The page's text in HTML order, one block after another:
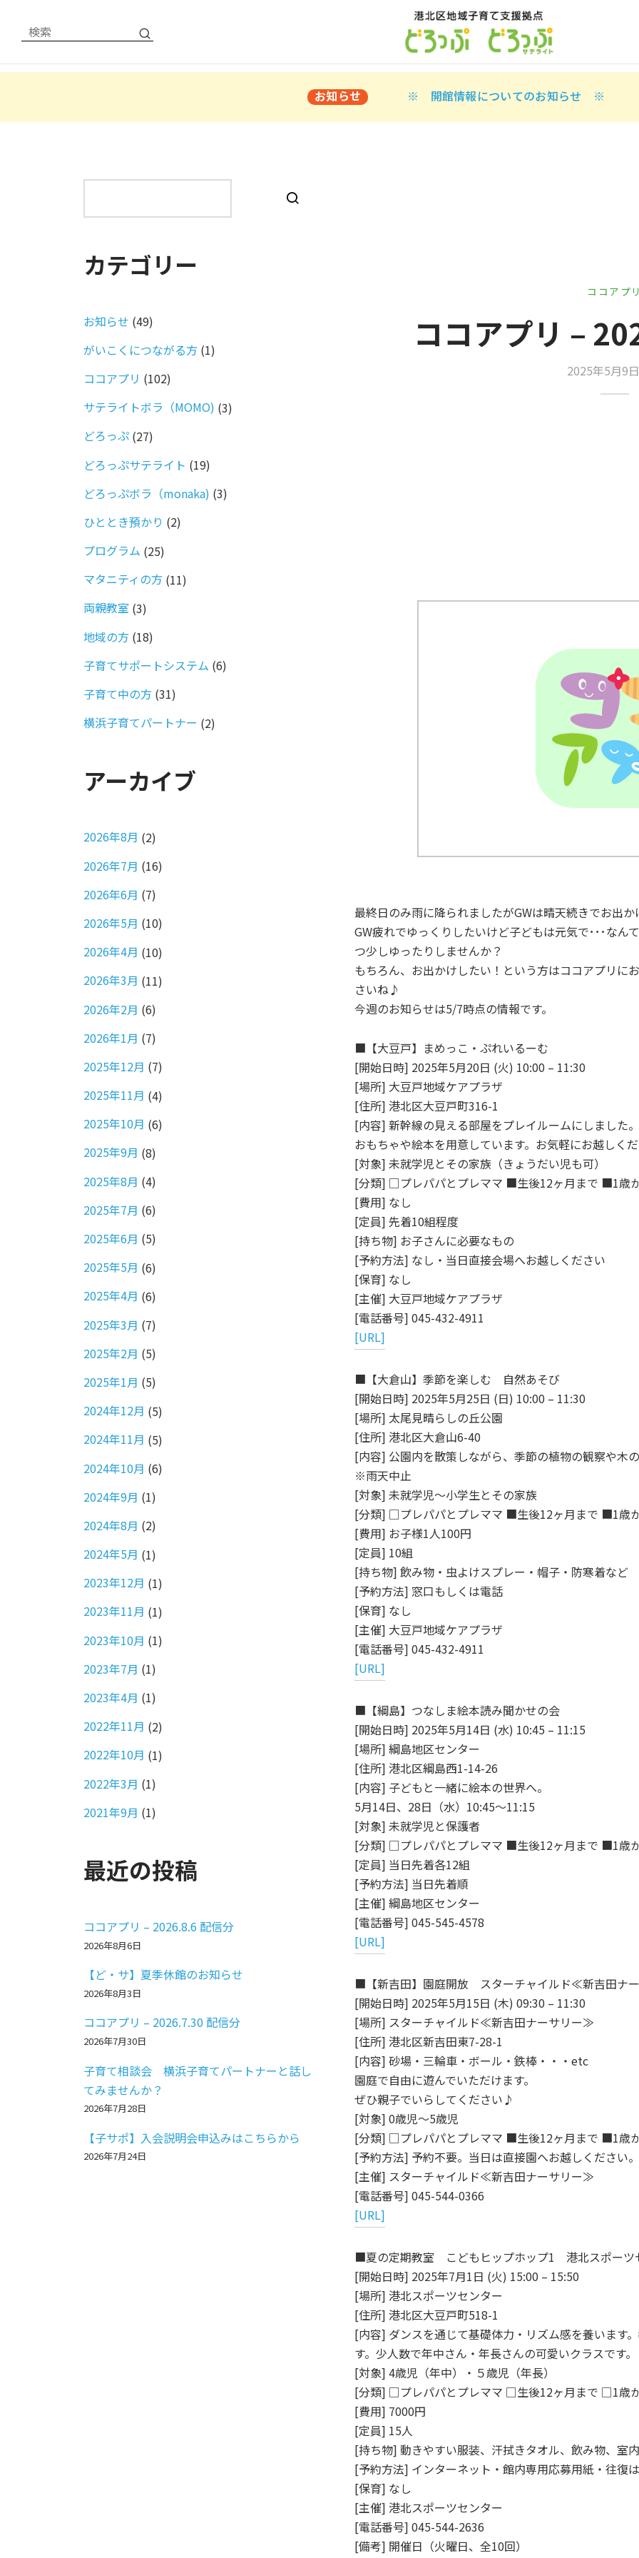
お知らせ ※ 開館情報についてのお知らせ ※
ココアプリ
ココアプリ –
2025年5月9
最終日のみ雨に降られましたがGWは晴天続きでお出
GW疲れでゆっくりしたいけど子どもは元気で･･･なん
つ少しゆったりしませんか？
もちろん、お出かけしたい！という方はココアプリに
さいね♪
今週のお知らせは5/7時点の情報です。
■【大豆戸】まめっこ・ぷれいるーむ
[開始日時] 2025年5月20日 (火) 10:00 – 11:30
[場所] 大豆戸地域ケアプラザ
[住所] 港北区大豆戸町316-1
[内容] 新幹線の見える部屋をプレイルームにしました。
おもちゃや絵本を用意しています。お気軽にお越しくだ
[対象] 未就学児とその家族（きょうだい児も可）
[分類] □プレパパとプレママ ■生後12ヶ月まで ■1歳
[費用] なし
[定員] 先着10組程度
[持ち物] お子さんに必要なもの
[予約方法] なし・当日直接会場へお越しください
[保育] なし
[主催] 大豆戸地域ケアプラザ
[電話番号] 045-432-4911
[URL]
■【大倉山】季節を楽しむ 自然あそび
[開始日時] 2025年5月25日 (日) 10:00 – 11:30
[場所] 太尾見晴らしの丘公園
[住所] 港北区大倉山6-40
[内容] 公園内を散策しながら、季節の植物の観察や木
※雨天中止
[対象] 未就学児～小学生とその家族
[分類] □プレパパとプレママ ■生後12ヶ月まで ■1歳
[費用] お子様1人100円
[定員] 10組
[持ち物] 飲み物・虫よけスプレー・帽子・防寒着など
[予約方法] 窓口もしくは電話
[保育] なし
[主催] 大豆戸地域ケアプラザ
[電話番号] 045-432-4911
[URL]
■【綱島】つなしま絵本読み聞かせの会
[開始日時] 2025年5月14日 (水) 10:45 – 11:15
[場所] 綱島地区センター
[住所] 港北区綱島西1-14-26
[内容] 子どもと一緒に絵本の世界へ。
5月14日、28日（水）10:45～11:15
[対象] 未就学児と保護者
[分類] □プレパパとプレママ ■生後12ヶ月まで ■1歳
[定員] 当日先着各12組
[予約方法] 当日先着順
[主催] 綱島地区センター
[電話番号] 045-545-4578
[URL]
■【新吉田】園庭開放 スターチャイルド≪新吉田ナ
[開始日時] 2025年5月15日 (木) 09:30 – 11:30
[場所] スターチャイルド≪新吉田ナーサリー≫
[住所] 港北区新吉田東7-28-1
[内容] 砂場・三輪車・ボール・鉄棒・・・etc
園庭で自由に遊んでいただけます。
ぜひ親子でいらしてください♪
[対象] 0歳児～5歳児
[分類] □プレパパとプレママ ■生後12ヶ月まで ■1歳
[予約方法] 予約不要。当日は直接園へお越しください。
[主催] スターチャイルド≪新吉田ナーサリー≫
[電話番号] 045-544-0366
[URL]
■夏の定期教室 こどもヒップホップ1 港北スポーツ
[開始日時] 2025年7月1日 (火) 15:00 – 15:50
[場所] 港北スポーツセンター
[住所] 港北区大豆戸町518-1
[内容] ダンスを通じて基礎体力・リズム感を養います
す。少人数で年中さん・年長さんの可愛いクラスです。
[対象] 4歳児（年中）・５歳児（年長）
[分類] □プレパパとプレママ □生後12ヶ月まで □1歳
[費用] 7000円
[定員] 15人
[持ち物] 動きやすい服装、汗拭きタオル、飲み物、室
[予約方法] インターネット・館内専用応募用紙・往復
[保育] なし
[主催] 港北スポーツセンター
[電話番号] 045-544-2636
[備考] 開催日（火曜日、全10回）
カテゴリー
お知らせ (49)
がいこくにつながる方 (1)
ココアプリ (102)
サテライトボラ（MOMO) (3)
どろっぷ (27)
どろっぷサテライト (19)
どろっぷボラ（monaka) (3)
ひととき預かり (2)
プログラム (25)
マタニティの方 (11)
両親教室 (3)
地域の方 (18)
子育てサポートシステム (6)
子育て中の方 (31)
横浜子育てパートナー (2)
アーカイブ
2026年8月 (2)
2026年7月 (16)
2026年6月 (7)
2026年5月 (10)
2026年4月 (10)
2026年3月 (11)
2026年2月 (6)
2026年1月 (7)
2025年12月 (7)
2025年11月 (4)
2025年10月 (6)
2025年9月 (8)
2025年8月 (4)
2025年7月 (6)
2025年6月 (5)
2025年5月 (6)
2025年4月 (6)
2025年3月 (7)
2025年2月 (5)
2025年1月 (5)
2024年12月 (5)
2024年11月 (5)
2024年10月 (6)
2024年9月 (1)
2024年8月 (2)
2024年5月 (1)
2023年12月 (1)
2023年11月 (1)
2023年10月 (1)
2023年7月 (1)
2023年4月 (1)
2022年11月 (2)
2022年10月 (1)
2022年3月 (1)
2021年9月 (1)
最近の投稿
ココアプリ – 2026.8.6 配信分
2026年8月6日
【ど・サ】夏季休館のお知らせ
2026年8月3日
ココアプリ – 2026.7.30 配信分
2026年7月30日
子育て相談会 横浜子育てパートナーと話し
てみませんか？
2026年7月28日
【子サポ】入会説明会申込みはこちらから
2026年7月24日